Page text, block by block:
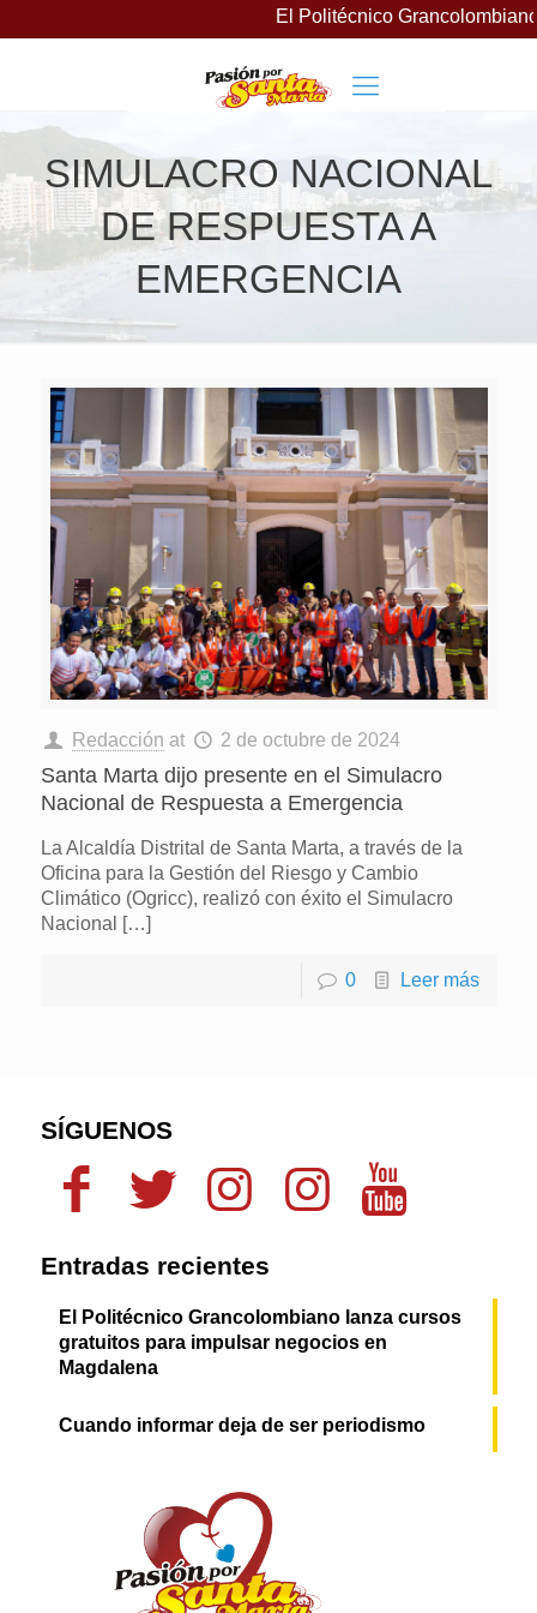
El Politécnico
SIMULACRO NACIONAL
DE RESPUESTA A
EMERGENCIA
Redacción at 2 de octubre de 2024
Santa Marta dijo presente en el Simulacro
Nacional de Respuesta a Emergencia
La Alcaldía Distrital de Santa Marta, a través de la
Oficina para la Gestión del Riesgo y Cambio
Climático (Ogricc), realizó con éxito el Simulacro
Nacional
[…]
0 Leer más
SÍGUENOS
Entradas recientes
El Politécnico Grancolombiano lanza cursos
gratuitos para impulsar negocios en
Magdalena
Cuando informar deja de ser periodismo